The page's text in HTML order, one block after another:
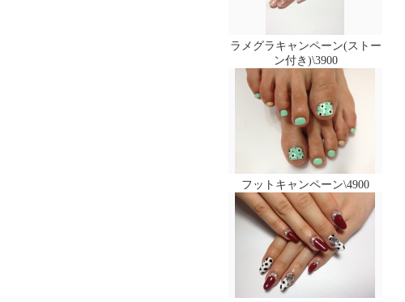
ラメグラキャンペーン(ストー
ン付き)\3900
フットキャンペーン\4900